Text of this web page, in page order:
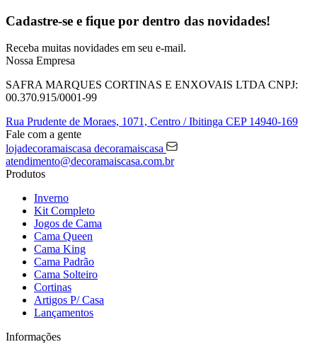
Cadastre-se e fique por dentro das novidades!
Receba muitas novidades em seu e-mail.
Nossa Empresa
SAFRA MARQUES CORTINAS E ENXOVAIS LTDA CNPJ:
00.370.915/0001-99
Rua Prudente de Moraes, 1071, Centro / Ibitinga CEP 14940-169
Fale com a gente
lojadecoramaiscasa decoramaiscasa
atendimento@decoramaiscasa.com.br
Produtos
Inverno
Kit Completo
Jogos de Cama
Cama Queen
Cama King
Cama Padrão
Cama Solteiro
Cortinas
Artigos P/ Casa
Lançamentos
Informações